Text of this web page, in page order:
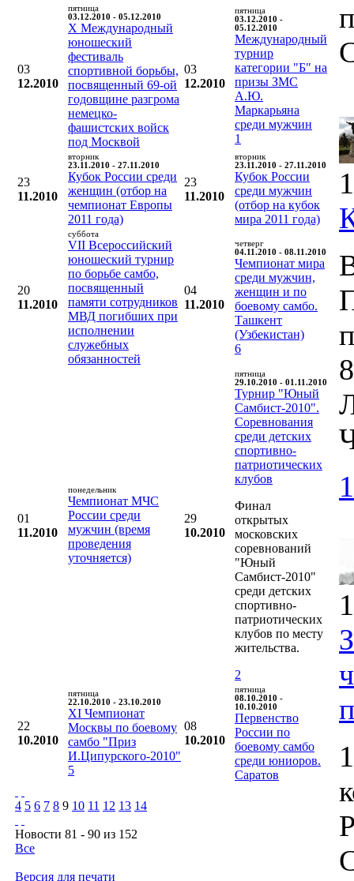
03
12.2010
пятница
03.12.2010 - 05.12.2010
X Международный
юношеский
фестиваль
спортивной борьбы,
посвященный 69-ой
годовщине разгрома
немецко-
фашистских войск
под Москвой
03
12.2010
пятница
03.12.2010 -
05.12.2010
Международный
турнир
категории "Б" на
призы ЗМС
А.Ю.
Маркарьяна
среди мужчин
1
23
11.2010
вторник
23.11.2010 - 27.11.2010
Кубок России среди
женщин (отбор на
чемпионат Европы
2011 года)
23
11.2010
вторник
23.11.2010 - 27.11.2010
Кубок России
среди мужчин
(отбор на кубок
мира 2011 года)
20
11.2010
суббота
VII Всероссийский
юношеский турнир
по борьбе самбо,
посвященный
памяти сотрудников
МВД погибших при
исполнении
служебных
обязанностей
04
11.2010
четверг
04.11.2010 - 08.11.2010
Чемпионат мира
среди мужчин,
женщин и по
боевому самбо.
Ташкент
(Узбекистан)
6
01
11.2010
понедельник
Чемпионат МЧС
России среди
мужчин (время
проведения
уточняется)
29
10.2010
пятница
29.10.2010 - 01.11.2010
Турнир "Юный
Самбист-2010".
Соревнования
среди детских
спортивно-
патриотических
клубов
Финал
открытых
московских
соревнований
"Юный
Самбист-2010"
среди детских
спортивно-
патриотических
клубов по месту
жительства.
2
22
10.2010
пятница
22.10.2010 - 23.10.2010
XI Чемпионат
Москвы по боевому
самбо "Приз
И.Ципурского-2010"
5
08
10.2010
пятница
08.10.2010 -
10.10.2010
Первенство
России по
боевому самбо
среди юниоров.
Саратов
4 5 6 7 8 9 10 11 12 13 14
Новости 81 - 90 из 152
Все
Версия для печати
1